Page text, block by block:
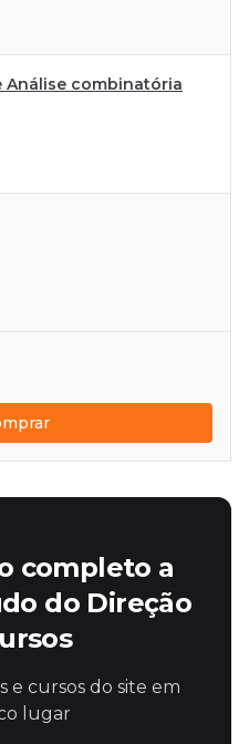
combinatória
completo a
do Direção
e cursos do site em
lugar